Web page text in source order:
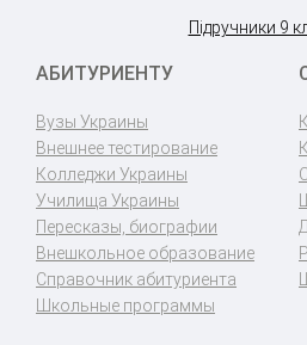
Підручники 9
АБИТУРИЕНТУ
Вузы Украины
Внешнее тестирование
Колледжи Украины
Училища Украины
Пересказы, биографии
Внешкольное образование
Справочник абитуриента
Школьные программы